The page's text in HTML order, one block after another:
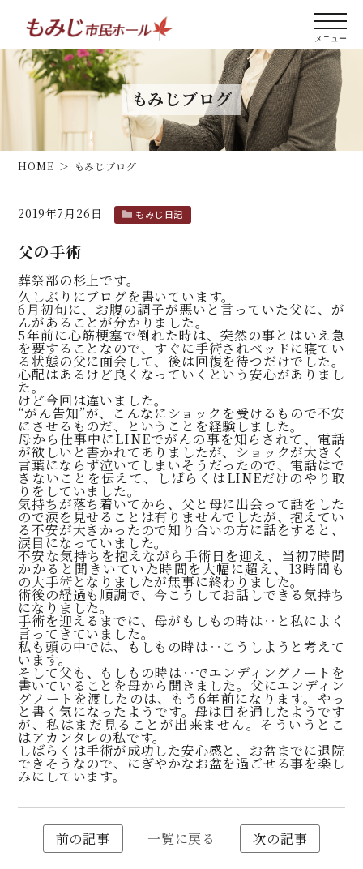
もみじブログ
HOME もみじブログ
2019年7月26日 もみじ日記
父の手術
葬祭部の杉上です。
久しぶりにブログを書いています。
6月初旬に、お腹の調子が悪いと言っていた父に、が
んがあることが分かりました。
5年前に心筋梗塞で倒れた時は、突然の事とはいえ急
を要することなので、すぐに手術されベッドに寝てい
る状態の父に面会して、後は回復を待つだけでした。
心配はあるけど良くなっていくという安心がありまし
た。
けど今回は違いました。
“がん告知”が、こんなにショックを受けるもので不安
にさせるものだ、ということを経験しました。
母から仕事中にLINEでがんの事を知らされて、電話
が欲しいと書かれてありましたが、ショックが大きく
言葉にならず泣いてしまいそうだったので、電話はで
きないことを伝えて、しばらくはLINEだけのやり取
りをしていました。
気持ちが落ち着いてから、父と母に出会って話をした
ので涙を見せることは有りませんでしたが、抱えてい
る不安が大きかったので知り合いの方に話をすると、
涙目になっていました。
不安な気持ちを抱えながら手術日を迎え、当初7時間
かかると聞きいていた時間を大幅に超え、13時間も
の大手術となりましたが無事に終わりました。
術後の経過も順調で、今こうしてお話しできる気持ち
になりました。
手術を迎えるまでに、母がもしもの時は‥と私によく
言ってきていました。
私も頭の中では、もしもの時は‥こうしようと考えて
います。
そして父も、もしもの時は‥でエンディングノートを
書いていることを母から聞きました。父にエンディン
グノートを渡したのは、もう6年前になります。やっ
と書く気になったようです。母は目を通したようです
が、私はまだ見ることが出来ません。そういうとこ
はアカンタレの私です。
しばらくは手術が成功した安心感と、お盆までに退院
できそうなので、にぎやかなお盆を過ごせる事を楽し
みにしています。
前の記事 一覧に戻る 次の記事